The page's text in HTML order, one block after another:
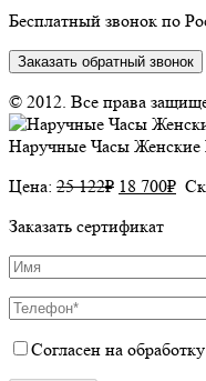
Бесплатный звонок по
Заказать обратный звонок
© 2012. Все права
Наручные Часы Женские
Цена: 25 122₽ 18 700₽
Заказать сертификат
Согласен на